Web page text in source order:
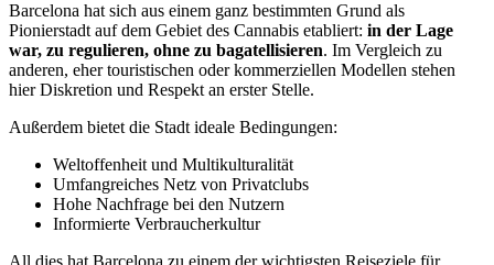
Barcelona hat sich aus einem ganz bestimmten Grund als
Pionierstadt auf dem Gebiet des Cannabis etabliert: in der Lage
war, zu regulieren, ohne zu bagatellisieren. Im Vergleich zu
anderen, eher touristischen oder kommerziellen Modellen stehen
hier Diskretion und Respekt an erster Stelle.
Außerdem bietet die Stadt ideale Bedingungen:
Weltoffenheit und Multikulturalität
Umfangreiches Netz von Privatclubs
Hohe Nachfrage bei den Nutzern
Informierte Verbraucherkultur